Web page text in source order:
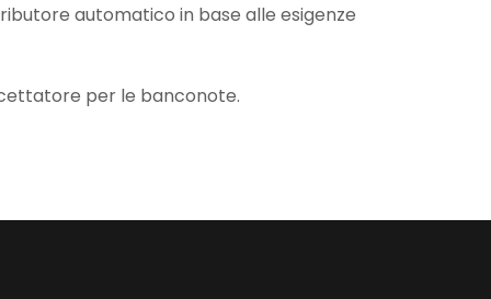
automatico in base alle esigenze
per le banconote.